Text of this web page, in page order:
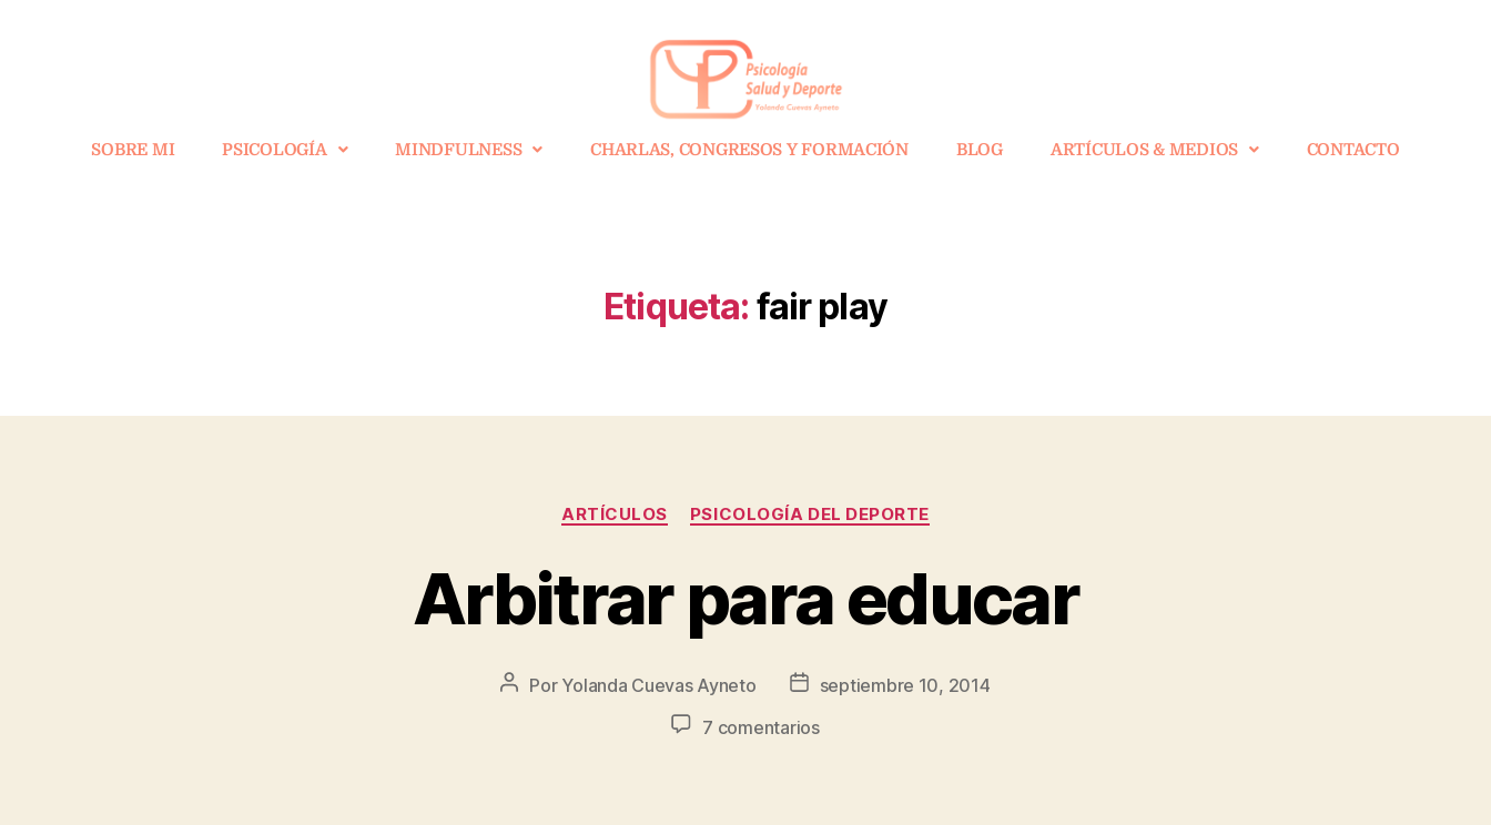
SOBRE MI PSICOLOGÍA MINDFULNESS CHARLAS, CONGRESOS Y FORMACIÓN BLOG ARTÍCULOS & MEDIOS CONTACTO
Etiqueta: fair play
ARTÍCULOS PSICOLOGÍA DEL DEPORTE
Arbitrar para educar
Por Yolanda Cuevas Ayneto
septiembre 10, 2014
7 comentarios